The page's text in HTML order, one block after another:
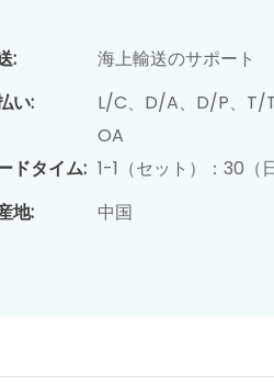
:
海上輸送のサポート
い:
L/C、D/A、D/P、T/T
OA
ドタイム: 1-1（セット）：30（
地:
中国
粉末供